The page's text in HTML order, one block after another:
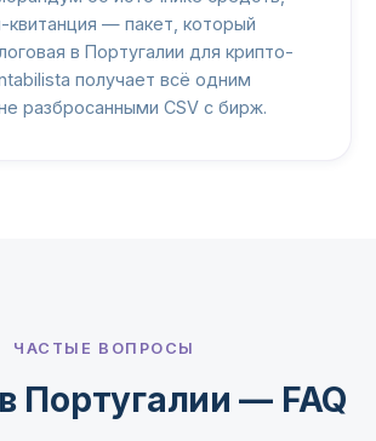
квитанция — пакет, который
в Португалии для крипто-
получает всё одним
разбросанными CSV с бирж.
ЧАСТЫЕ ВОПРОСЫ
Португалии — FAQ